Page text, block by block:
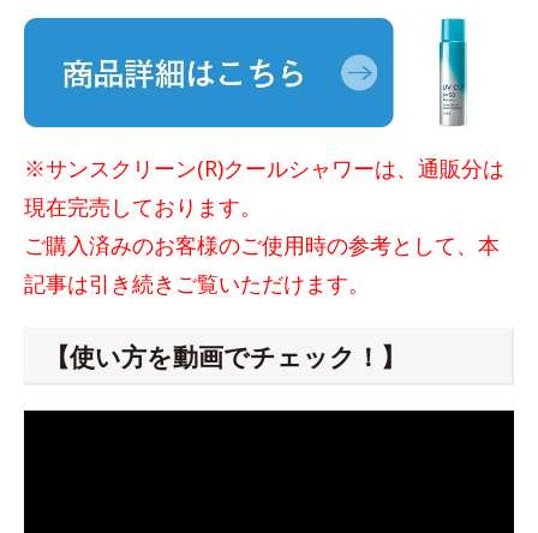
※サンスクリーン(R)クールシャワーは、通販分は
現在完売しております。
ご購入済みのお客様のご使用時の参考として、本
記事は引き続きご覧いただけます。
【使い方を動画でチェック！】